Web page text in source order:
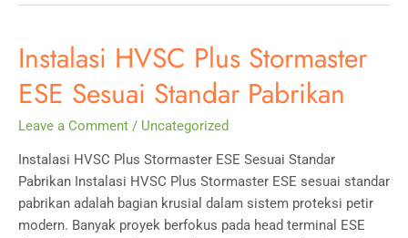
Instalasi HVSC Plus Stormaster
ESE Sesuai Standar Pabrikan
Leave a Comment / Uncategorized
Instalasi HVSC Plus Stormaster ESE Sesuai Standar
Pabrikan Instalasi HVSC Plus Stormaster ESE sesuai standar
pabrikan adalah bagian krusial dalam sistem proteksi petir
modern. Banyak proyek berfokus pada head terminal ESE